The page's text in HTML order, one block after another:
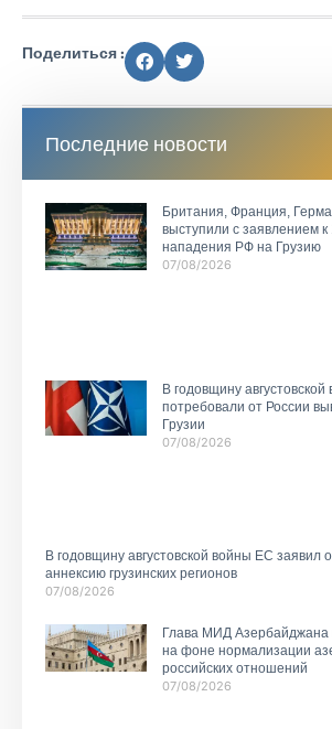
Поделиться :
Последние новости
Британия, Франция,
выступили с заявлением
нападения РФ на Грузию
07/08/2026
В годовщину
потребовали от России
Грузии
07/08/2026
В годовщину августовской войны ЕС заявил
аннексию грузинских регионов
07/08/2026
Глава МИД Азербайджана
на фоне нормализации
российских отношений
07/08/2026